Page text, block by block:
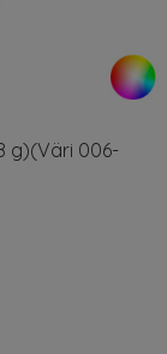
g)(Väri 006-